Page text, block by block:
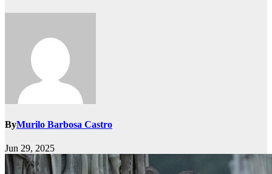
ByMurilo Barbosa Castro
Jun 29, 2025